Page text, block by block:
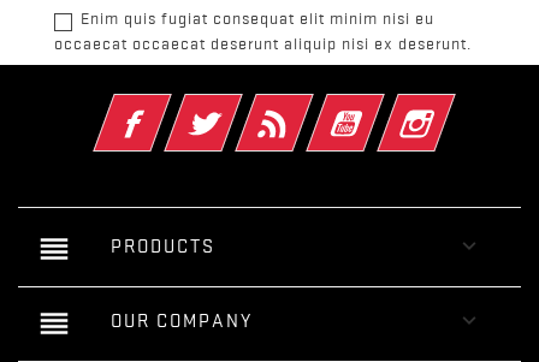
Enim quis fugiat consequat elit minim nisi eu
occaecat occaecat deserunt aliquip nisi ex deserunt.
FacebookTwitter Rss YouTube Instagram
reorder PRODUCTS 
reorder OUR COMPANY 